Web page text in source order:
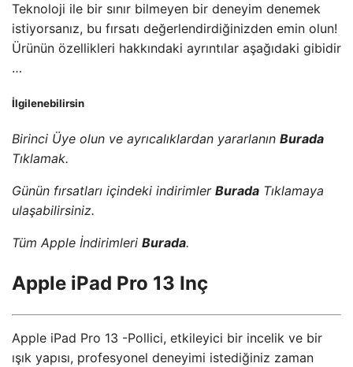
Teknoloji ile bir sınır bilmeyen bir deneyim denemek
istiyorsanız, bu fırsatı değerlendirdiğinizden emin olun!
Ürünün özellikleri hakkındaki ayrıntılar aşağıdaki gibidir
…
İlgilenebilirsin
Birinci Üye olun ve ayrıcalıklardan yararlanın Burada
Tıklamak.
Günün fırsatları içindeki indirimler Burada Tıklamaya
ulaşabilirsiniz.
Tüm Apple İndirimleri Burada.
Apple iPad Pro 13 Inç
Apple iPad Pro 13 -Pollici, etkileyici bir incelik ve bir
ışık yapısı, profesyonel deneyimi istediğiniz zaman